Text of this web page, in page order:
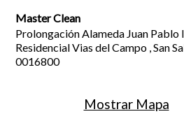
Master Clean
Prolongación Alameda Juan Pablo
Residencial Vias del Campo,San
0016800
Mostrar Mapa